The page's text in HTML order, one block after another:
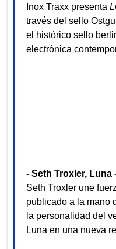
Inox Traxx presenta
través del sello
el histórico sello
electrónica
- Seth Troxler, Luna
Seth Troxler une
publicado a la mano
la personalidad del
Luna en una nueva